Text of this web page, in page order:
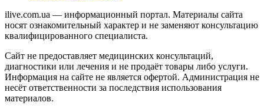
ilive.com.ua — информационный портал. Материалы сайта
носят ознакомительный характер и не заменяют консультацию
квалифицированного специалиста.
Сайт не предоставляет медицинских консультаций,
диагностики или лечения и не продаёт товары либо услуги.
Информация на сайте не является офертой. Администрация не
несёт ответственности за последствия использования
материалов.